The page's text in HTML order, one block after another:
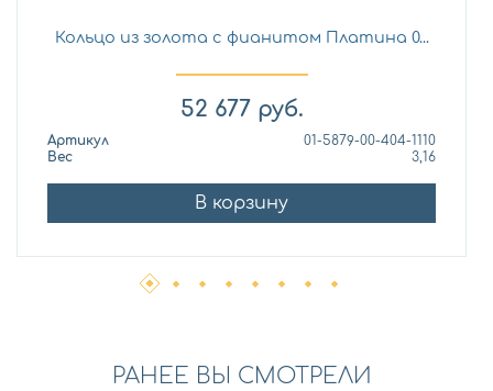
Кольцо из золота с фианитом Платина 0...
52 677 руб.
Артикул
01-5879-00-404-1110
Вес
3,16
В корзину
РАНЕЕ ВЫ СМОТРЕЛИ